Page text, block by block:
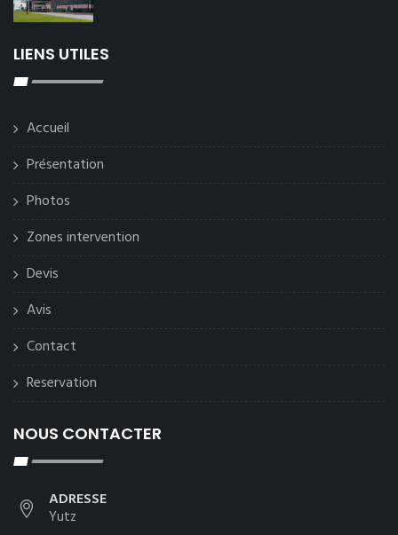
LIENS UTILES
Accueil
Présentation
Photos
Zones intervention
Devis
Avis
Contact
Reservation
NOUS CONTACTER
ADRESSE
Yutz